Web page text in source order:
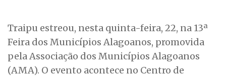
Traipu estreou, nesta quinta-feira, 22, na 13ª
Feira dos Municípios Alagoanos, promovida
pela Associação dos Municípios Alagoanos
(AMA). O evento acontece no Centro de